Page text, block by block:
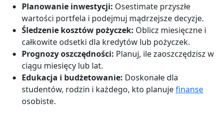
Planowanie inwestycji: Osestimate przyszłe
wartości portfela i podejmuj mądrzejsze decyzje.
Śledzenie kosztów pożyczek: Oblicz miesięczne i
całkowite odsetki dla kredytów lub pożyczek.
Prognozy oszczędności: Planuj, ile zaoszczędzisz w
ciągu miesięcy lub lat.
Edukacja i budżetowanie: Doskonałe dla
studentów, rodzin i każdego, kto planujefinanse
osobiste.